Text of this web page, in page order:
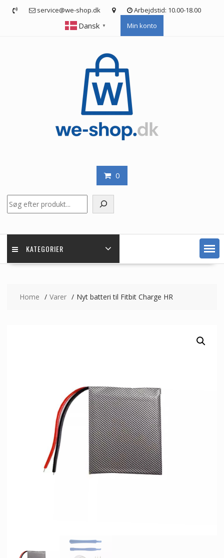
service@we-shop.dk Arbejdstid: 10.00-18.00
Dansk ▼ Min konto
0
KATEGORIER
Home Varer Nyt batteri til Fitbit Charge HR